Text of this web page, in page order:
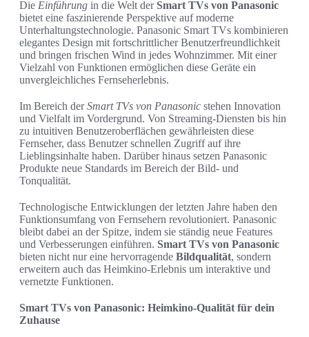
Die Einführung in die Welt derSmart TVs von Panasonic
bietet eine faszinierende Perspektive auf moderne
Unterhaltungstechnologie. Panasonic Smart TVs kombinieren
elegantes Design mit fortschrittlicher Benutzerfreundlichkeit
und bringen frischen Wind in jedes Wohnzimmer. Mit einer
Vielzahl von Funktionen ermöglichen diese Geräte ein
unvergleichliches Fernseherlebnis.
Im Bereich derSmart TVs von Panasonic stehen Innovation
und Vielfalt im Vordergrund. Von Streaming-Diensten bis hin
zu intuitiven Benutzeroberflächen gewährleisten diese
Fernseher, dass Benutzer schnellen Zugriff auf ihre
Lieblingsinhalte haben. Darüber hinaus setzen Panasonic
Produkte neue Standards im Bereich der Bild- und
Tonqualität.
Technologische Entwicklungen der letzten Jahre haben den
Funktionsumfang von Fernsehern revolutioniert. Panasonic
bleibt dabei an der Spitze, indem sie ständig neue Features
und Verbesserungen einführen. Smart TVs von Panasonic
bieten nicht nur eine hervorragende Bildqualität, sondern
erweitern auch das Heimkino-Erlebnis um interaktive und
vernetzte Funktionen.
Smart TVs von Panasonic: Heimkino-Qualität für dein
Zuhause